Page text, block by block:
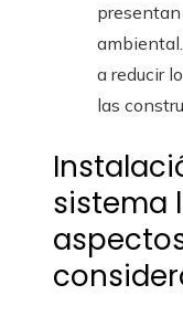
a reducir
las
sistema